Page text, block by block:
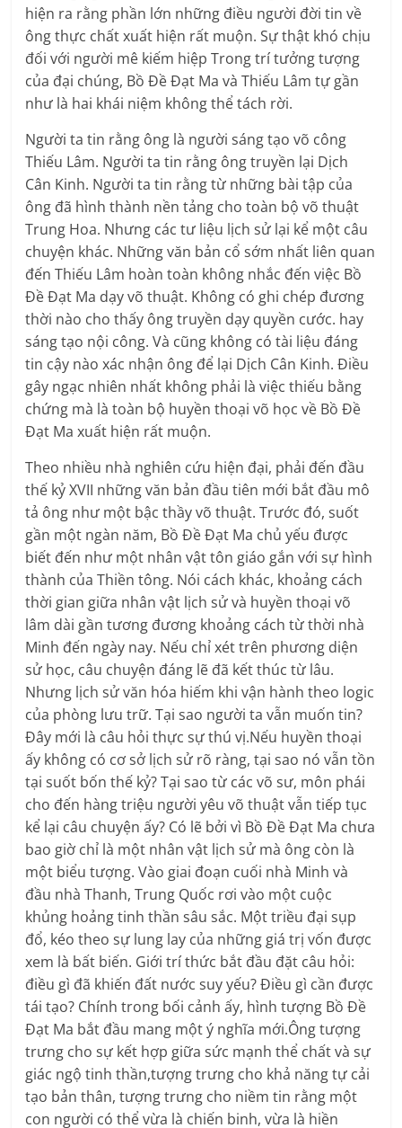
hiện ra rằng phần lớn những điều người đời tin về
ông thực chất xuất hiện rất muộn. Sự thật khó chịu
đối với người mê kiếm hiệp Trong trí tưởng tượng
của đại chúng, Bồ Đề Đạt Ma và Thiếu Lâm tự gần
như là hai khái niệm không thể tách rời.
Người ta tin rằng ông là người sáng tạo võ công
Thiếu Lâm. Người ta tin rằng ông truyền lại Dịch
Cân Kinh. Người ta tin rằng từ những bài tập của
ông đã hình thành nền tảng cho toàn bộ võ thuật
Trung Hoa. Nhưng các tư liệu lịch sử lại kể một câu
chuyện khác. Những văn bản cổ sớm nhất liên quan
đến Thiếu Lâm hoàn toàn không nhắc đến việc Bồ
Đề Đạt Ma dạy võ thuật. Không có ghi chép đương
thời nào cho thấy ông truyền dạy quyền cước. hay
sáng tạo nội công. Và cũng không có tài liệu đáng
tin cậy nào xác nhận ông để lại Dịch Cân Kinh. Điều
gây ngạc nhiên nhất không phải là việc thiếu bằng
chứng mà là toàn bộ huyền thoại võ học về Bồ Đề
Đạt Ma xuất hiện rất muộn.
Theo nhiều nhà nghiên cứu hiện đại, phải đến đầu
thế kỷ XVII những văn bản đầu tiên mới bắt đầu mô
tả ông như một bậc thầy võ thuật. Trước đó, suốt
gần một ngàn năm, Bồ Đề Đạt Ma chủ yếu được
biết đến như một nhân vật tôn giáo gắn với sự hình
thành của Thiền tông. Nói cách khác, khoảng cách
thời gian giữa nhân vật lịch sử và huyền thoại võ
lâm dài gần tương đương khoảng cách từ thời nhà
Minh đến ngày nay. Nếu chỉ xét trên phương diện
sử học, câu chuyện đáng lẽ đã kết thúc từ lâu.
Nhưng lịch sử văn hóa hiếm khi vận hành theo logic
của phòng lưu trữ. Tại sao người ta vẫn muốn tin?
Đây mới là câu hỏi thực sự thú vị.Nếu huyền thoại
ấy không có cơ sở lịch sử rõ ràng, tại sao nó vẫn tồn
tại suốt bốn thế kỷ? Tại sao từ các võ sư, môn phái
cho đến hàng triệu người yêu võ thuật vẫn tiếp tục
kể lại câu chuyện ấy? Có lẽ bởi vì Bồ Đề Đạt Ma chưa
bao giờ chỉ là một nhân vật lịch sử mà ông còn là
một biểu tượng. Vào giai đoạn cuối nhà Minh và
đầu nhà Thanh, Trung Quốc rơi vào một cuộc
khủng hoảng tinh thần sâu sắc. Một triều đại sụp
đổ, kéo theo sự lung lay của những giá trị vốn được
xem là bất biến. Giới trí thức bắt đầu đặt câu hỏi:
điều gì đã khiến đất nước suy yếu? Điều gì cần được
tái tạo? Chính trong bối cảnh ấy, hình tượng Bồ Đề
Đạt Ma bắt đầu mang một ý nghĩa mới.Ông tượng
trưng cho sự kết hợp giữa sức mạnh thể chất và sự
giác ngộ tinh thần,tượng trưng cho khả năng tự cải
tạo bản thân, tượng trưng cho niềm tin rằng một
con người có thể vừa là chiến binh, vừa là hiền